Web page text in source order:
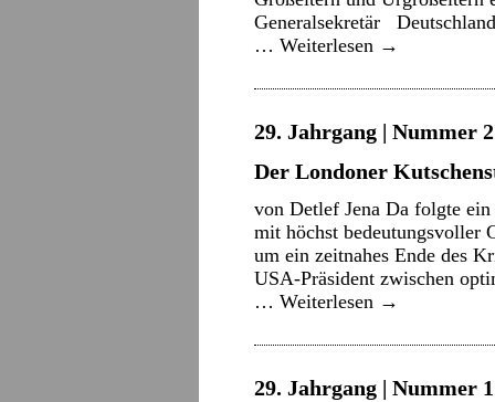
Generalsekretär
… Weiterlesen →
29. Jahrgang | Nummer
Der Londoner
von Detlef Jena Da folgte
mit höchst bedeutungsvoller
um ein zeitnahes Ende des
USA-Präsident zwischen
… Weiterlesen →
29. Jahrgang | Nummer